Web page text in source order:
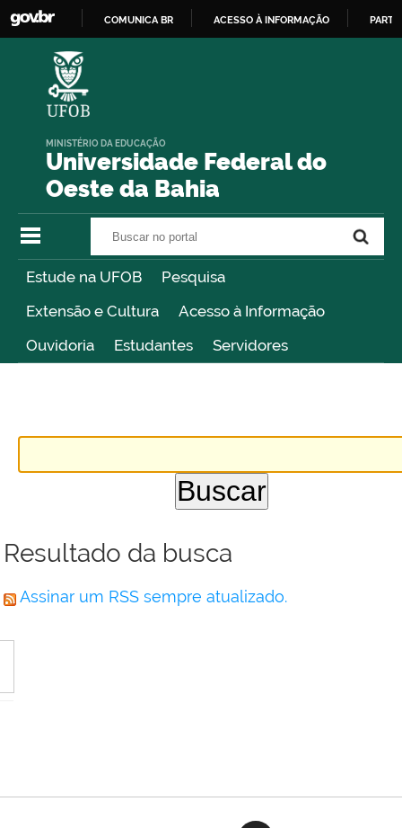
COMUNICA BR ACESSO À INFORMAÇÃO
Universidade Federal do
Oeste da Bahia
MINISTÉRIO DA EDUCAÇÃO
Estude na UFOB
Pesquisa
Extensão e Cultura
Acesso à Informação
Ouvidoria
Estudantes Servidores
Resultado da busca
Assinar um RSS sempre atualizado.